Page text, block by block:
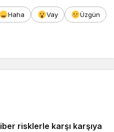
Haha Vay
Üzgün
büyük siber risklerle karşı karşıya